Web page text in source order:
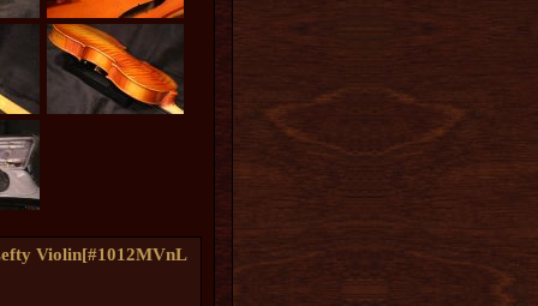
Violin[#1012MVnL